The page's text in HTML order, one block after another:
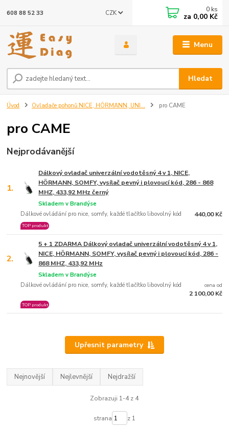
Menu
CZK
Hledat
608 88 52 33 0 ks
za 0,00 Kč
Úvod Ovladače pohonů NICE, HÖRMANN, UNI... pro CAME
pro CAME
Nejprodávanější
1.
Dálkový ovladač univerzální vodotěsný 4 v 1, NICE,
HÖRMANN, SOMFY, vysílač pevný i plovoucí kód, 286 - 868
MHZ, 433,92 MHz černý
Dálkové ovládání pro nice, somfy, každé tlačítko libovolný kód
Skladem v Brandýse
TOP produkt
440,00 Kč
2.
5 + 1 ZDARMA Dálkový ovladač univerzální vodotěsný 4 v 1,
NICE, HÖRMANN, SOMFY, vysílač pevný i plovoucí kód, 286 -
868 MHZ, 433,92 MHz
Dálkové ovládání pro nice, somfy, každé tlačítko libovolný kód
Skladem v Brandýse
TOP produkt
cena od
2 100,00 Kč
Upřesnit parametry
Nejnovější Nejlevnější Nejdražší
Zobrazuji 1-4 z 4
strana z 1